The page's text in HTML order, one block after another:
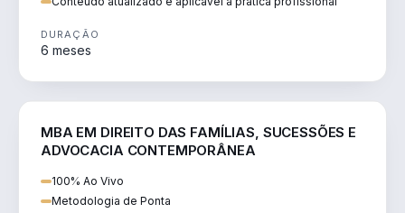
DURAÇÃO
6 meses
MBA EM DIREITO DAS FAMÍLIAS, SUCESSÕES E
ADVOCACIA CONTEMPORÂNEA
100% Ao Vivo
Metodologia de Ponta